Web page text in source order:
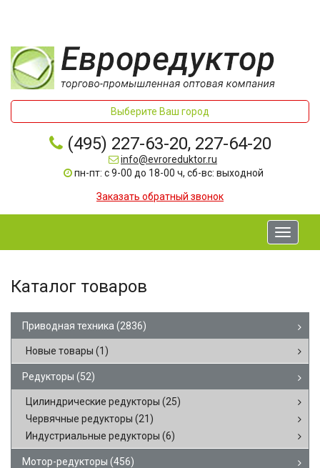
Выберите Ваш город
(495) 227-63-20, 227-64-20
info@evroreduktor.ru
пн-пт: с 9-00 до 18-00 ч, сб-вс: выходной
Заказать обратный звонок
Toggle
Каталог товаров
Приводная техника (2836)
Новые товары (1)
Редукторы (52)
Цилиндрические редукторы (25)
Червячные редукторы (21)
Индустриальные редукторы (6)
Мотор-редукторы (456)